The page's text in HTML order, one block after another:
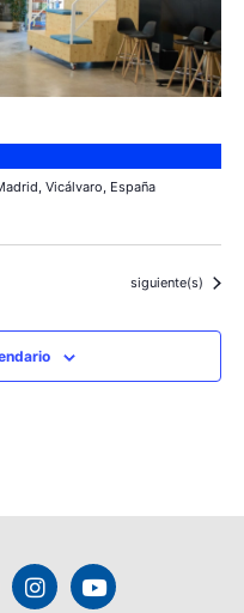
Vicálvaro, España
Eventos
siguiente(s)